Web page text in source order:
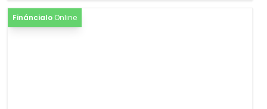
Fináncialo Online